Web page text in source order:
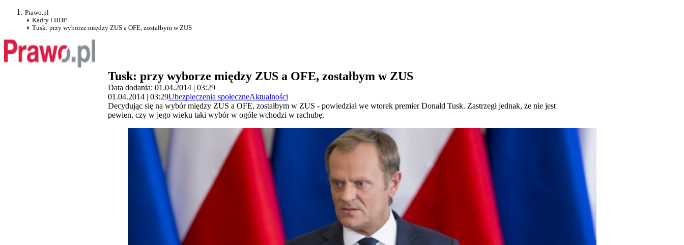
Prawo.pl
Kadry i BHP
Tusk: przy wyborze między ZUS a OFE, zostałbym w ZUS
Tusk: przy wyborze między ZUS a OFE, zostałbym w ZUS
Data dodania: 01.04.2014 | 03:29
01.04.2014 | 03:29Ubezpieczenia społeczneAktualności
Decydując się na wybór między ZUS a OFE, zostałbym w ZUS - powiedział we wtorek premier Donald Tusk. Zastrzegł jednak, że nie jest
pewien, czy w jego wieku taki wybór w ogóle wchodzi w rachubę.